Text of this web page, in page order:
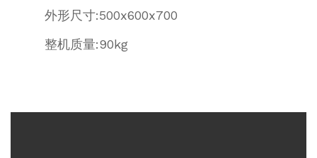
外形尺寸:500x600x700
整机质量:90kg